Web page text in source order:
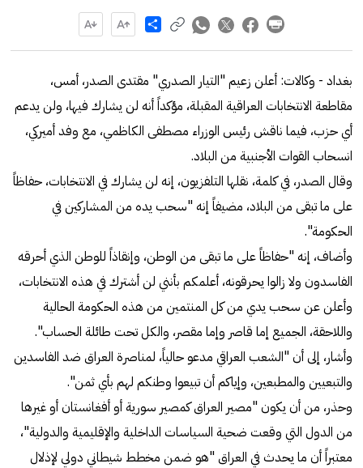
Share
بغداد - وكالات: أعلن زعيم "التيار الصدري" مقتدى الصدر، أمس،
مقاطعة الانتخابات العراقية المقبلة، مؤكداً أنه لن يشارك فيها، ولن يدعم
أي حزب، فيما ناقش رئيس الوزراء مصطفى الكاظمي، مع وفد أميركي،
انسحاب القوات الأجنبية من البلاد.
وقال الصدر، في كلمة، نقلها التلفزيون، إنه لن يشارك في الانتخابات، حفاظاً
على ما تبقى من البلاد، مضيفاً إنه "سحب يده من المشاركين في
الحكومة".
وأضاف، إنه "حفاظاً على ما تبقى من الوطن، وإنقاذاً للوطن الذي أحرقه
الفاسدون ولا زالوا يحرقونه، أعلمكم بأنني لن أشترك في هذه الانتخابات،
وأعلن عن سحب يدي من كل المنتمين من هذه الحكومة الحالية
واللاحقة، الجميع إما قاصر وإما مقصر، والكل تحت طائلة الحساب".
وأشار، إلى أن "الشعب العراقي مدعو حالياً، لمناصرة العراق ضد الفاسدين
والتبعيين والمطبعين، وإياكم أن تبيعوا وطنكم لهم بأي ثمن".
وحذر، من أن يكون "مصير العراق كمصير سورية أو أفغانستان أو غيرها
من الدول التي وقعت ضحية السياسات الداخلية والإقليمية والدولية"،
معتبراً أن ما يحدث في العراق "هو ضمن مخطط شيطاني دولي لإذلال